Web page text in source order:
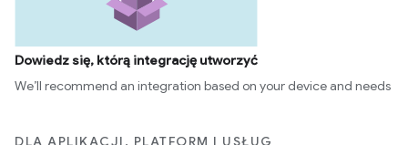
Dowiedz się, którą integrację utworzyć
We’ll recommend an integration based on your device and needs
DLA APLIKACJI, PLATFORM I USŁUG